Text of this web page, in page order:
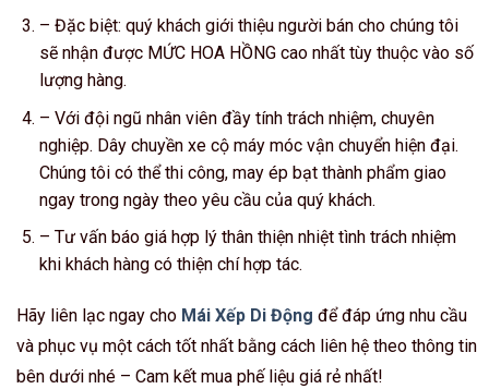
– Đặc biệt: quý khách giới thiệu người bán cho chúng tôi
sẽ nhận được MỨC HOA HỒNG cao nhất tùy thuộc vào số
lượng hàng.
– Với đội ngũ nhân viên đầy tính trách nhiệm, chuyên
nghiệp. Dây chuyền xe cộ máy móc vận chuyển hiện đại.
Chúng tôi có thể thi công, may ép bạt thành phẩm giao
ngay trong ngày theo yêu cầu của quý khách.
– Tư vấn báo giá hợp lý thân thiện nhiệt tình trách nhiệm
khi khách hàng có thiện chí hợp tác.
Hãy liên lạc ngay cho Mái Xếp Di Động để đáp ứng nhu cầu
và phục vụ một cách tốt nhất bằng cách liên hệ theo thông tin
bên dưới nhé – Cam kết mua phế liệu giá rẻ nhất!